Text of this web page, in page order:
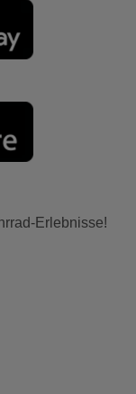
Erlebnisse!